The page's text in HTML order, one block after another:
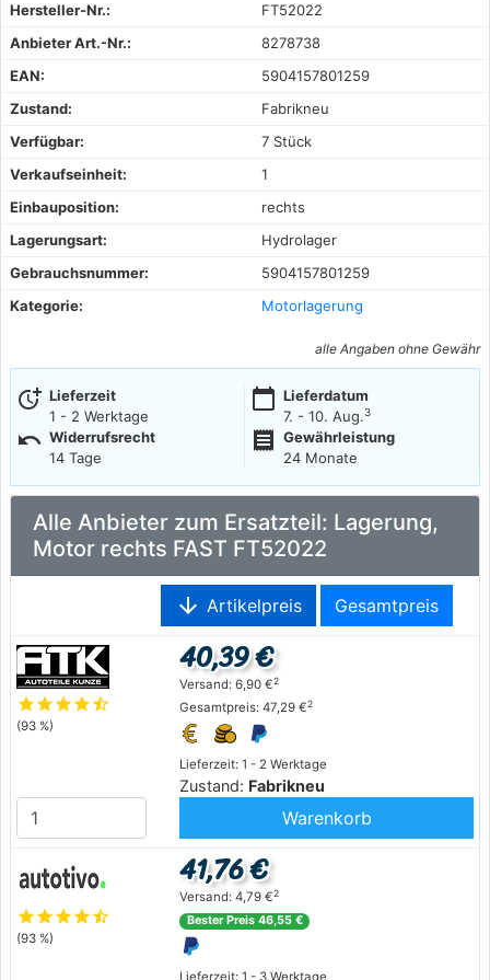
Hersteller-Nr.:
FT52022
Anbieter Art.-Nr.:
8278738
EAN:
5904157801259
Zustand:
Fabrikneu
Verfügbar:
7 Stück
Verkaufseinheit:
1
Einbauposition:
rechts
Lagerungsart:
Hydrolager
Gebrauchsnummer:
5904157801259
Kategorie:
Motorlagerung
alle Angaben ohne Gewähr
more_time Lieferzeit
1 - 2 Werktage
calendar_today Lieferdatum
7. - 10. Aug.3
undo Widerrufsrecht
14 Tage
receipt
Gewährleistung
24 Monate
Alle Anbieter zum Ersatzteil: Lagerung,
Motor rechts FAST FT52022
arrow_downward Artikelpreis Gesamtpreis
starstarstarstarstar_half
(93 %)
Lieferzeit: 1 - 2 Werktage
Zustand: Fabrikneu
40,39 €
Versand: 6,90 €2
Gesamtpreis: 47,29 €2
Warenkorb
starstarstarstarstar_half
(93 %)
41,76 €
Versand: 4,79 €2
Bester Preis 46,55 €